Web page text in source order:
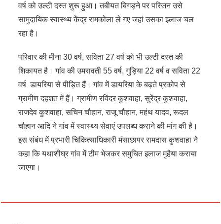
वर्ष को उल्टी दस्त शुरू हुआ। तबीयत बिगड़ने पर परिजन उसे
सामुदायिक स्वास्थ्य केंद्र रामकोला ले गए जहां उसका इलाज चल
रहा है।
परिवार की मीना 30 वर्ष, सविता 27 वर्ष को भी उल्टी दस्त की
शिकायत है। गांव की उमरावती 55 वर्ष, गुड़िया 22 वर्ष व सविता 22
वर्ष डायरिया से पीड़ित हैं। गांव में डायरिया के बढ़ते प्रकोप से
ग्रामीण दहशत में हैं। ग्रामीण रविंदर कुशवाहा, सुरेंद्र कुशवाहा,
राजदेव कुशवाहा, सचिन चौहान, राजू चौहान, महंथ यादव, रूदल
चौहान आदि ने गांव में स्वास्थ्य सेवाएं उपलब्ध कराने की मांग की है।
इस संबंध में प्रभारी चिकित्साधिकारी मंसाछापर रामदास कुशवाहा ने
कहा कि यथाशीघ्र गांव में टीम भेजकर समुचित इलाज मुहैया कराया
जाएगा।